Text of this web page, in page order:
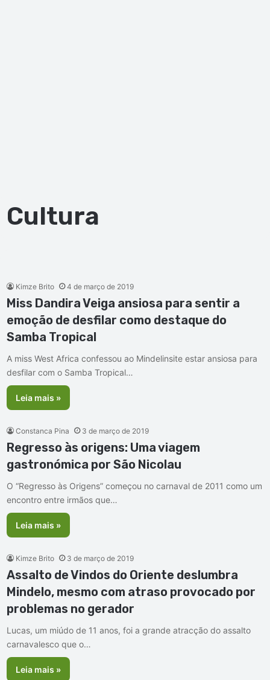
Cultura
Kimze Brito 4 de março de 2019
Miss Dandira Veiga ansiosa para sentir a
emoção de desfilar como destaque do
Samba Tropical
A miss West Africa confessou ao Mindelinsite estar ansiosa para
desfilar com o Samba Tropical…
Leia mais »
Constanca Pina 3 de março de 2019
Regresso às origens: Uma viagem
gastronómica por São Nicolau
O “Regresso às Origens” começou no carnaval de 2011 como um
encontro entre irmãos que…
Leia mais »
Kimze Brito 3 de março de 2019
Assalto de Vindos do Oriente deslumbra
Mindelo, mesmo com atraso provocado por
problemas no gerador
Lucas, um miúdo de 11 anos, foi a grande atracção do assalto
carnavalesco que o…
Leia mais »